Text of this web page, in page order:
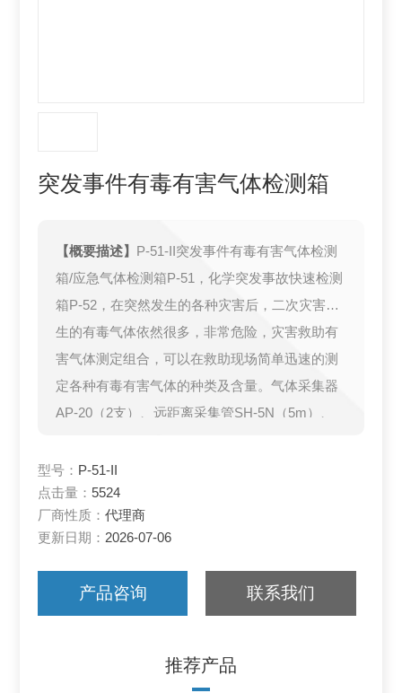
突发事件有毒有害气体检测箱
【概要描述】 P-51-II突发事件有毒有害气体检测
箱/应急气体检测箱P-51，化学突发事故快速检测
箱P-52，在突然发生的各种灾害后，二次灾害产
生的有毒气体依然很多，非常危险，灾害救助有
害气体测定组合，可以在救助现场简单迅速的测
定各种有毒有害气体的种类及含量。气体采集器
AP-20（2支）、远距离采集管SH-5N（5m）、
使用后检测管收集容器、使用说明书、有机无机
型号： P-51-II
点击量： 5524
厂商性质：代理商
更新日期： 2026-07-06
产品咨询 联系我们
推荐产品